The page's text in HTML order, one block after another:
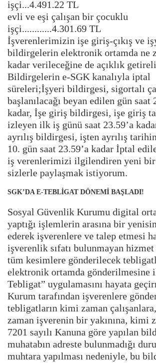
işçi...4.491.22 TL
evli ve eşi çalışan bir çocuklu
işçi............4.301.69 TL
İşverenlerimizin işe giriş-çıkış ve
bildirgelerin elektronik ortamda ne
kadar verileceğine de açıklık
Bildirgelerin e-SGK kanalıyla iptal
süreleri;İşyeri bildirgesi, sigortalı
başlanılacağı beyan edilen gün saat
kadar, İşe giriş bildirgesi, işe giriş
izleyen ilk iş günü saat 23.59’a
ayrılış bildirgesi, işten ayrılış
10. gün saat 23.59’a kadar İptal
iş verenlerimizi ilgilendiren yeni
sizlerle paylaşmak istiyorum.
SGK’DA E-TEBLİGAT DÖNEMİ BAŞLADI!
Sosyal Güvenlik Kurumu digital
yaptığı işlemlerin arasına bir
ederek işverenlere ve talep etmesi
işverenlik sıfatı bulunmayan hizmet
tüm kesimlere gönderilecek
elektronik ortamda gönderilmesine
Tebligat” uygulamasını hayata
Kurum tarafından işverenlere
tebligatların kimi zaman
zaman işverenin bir yakınına, kimi
7201 sayılı Kanuna göre yapılan
muhatabın adreste bulunmadığı
muhtara yapılması nedeniyle, bu